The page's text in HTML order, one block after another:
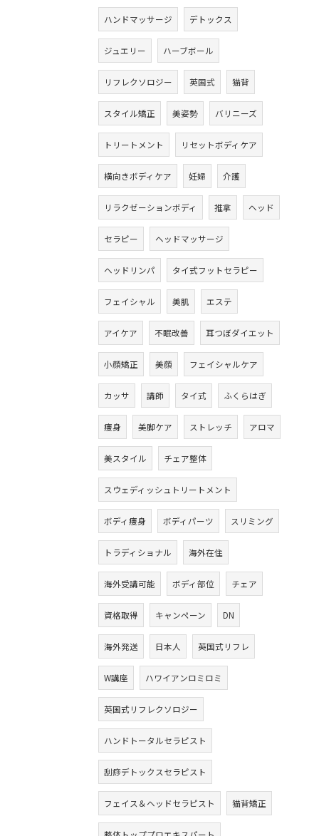
ハンドマッサージ デトックス
ジュエリー ハーブボール
リフレクソロジー 英国式 猫背
スタイル矯正 美姿勢 バリニーズ
トリートメント リセットボディケア
横向きボディケア 妊婦 介護
リラクゼーションボディ 推拿 ヘッド
セラピー ヘッドマッサージ
ヘッドリンパ タイ式フットセラピー
フェイシャル 美肌 エステ
アイケア 不眠改善 耳つぼダイエット
小顔矯正 美顔 フェイシャルケア
カッサ 講師 タイ式 ふくらはぎ
痩身 美脚ケア ストレッチ アロマ
美スタイル チェア整体
スウェディッシュトリートメント
ボディ痩身 ボディパーツ スリミング
トラディショナル 海外在住
海外受講可能 ボディ部位 チェア
資格取得 キャンペーン DN
海外発送 日本人 英国式リフレ
W講座 ハワイアンロミロミ
英国式リフレクソロジー
ハンドトータルセラピスト
刮痧デトックスセラピスト
フェイス＆ヘッドセラピスト 猫背矯正